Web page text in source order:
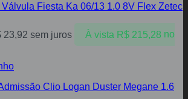
Fiesta Ka 06/13 1.0 8V Flex Zetec
23,92 sem juros À vista R$215,28 no